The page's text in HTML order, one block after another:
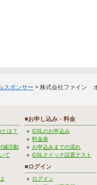
スポンサー > 株式会社ファイン
は？
減活動
て
■お申し込み・料金
GSLのお申込み
料金表
お申込みまでの流れ
GSLクイック設置テスト
■ログイン
ログイン